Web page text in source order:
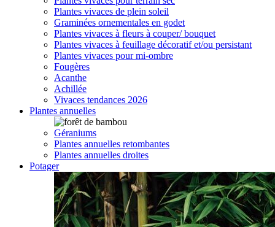
Plantes vivaces de plein soleil
Graminées ornementales en godet
Plantes vivaces à fleurs à couper/ bouquet
Plantes vivaces à feuillage décoratif et/ou persistant
Plantes vivaces pour mi-ombre
Fougères
Acanthe
Achillée
Vivaces tendances 2026
Plantes annuelles
Géraniums
Plantes annuelles retombantes
Plantes annuelles droites
Potager